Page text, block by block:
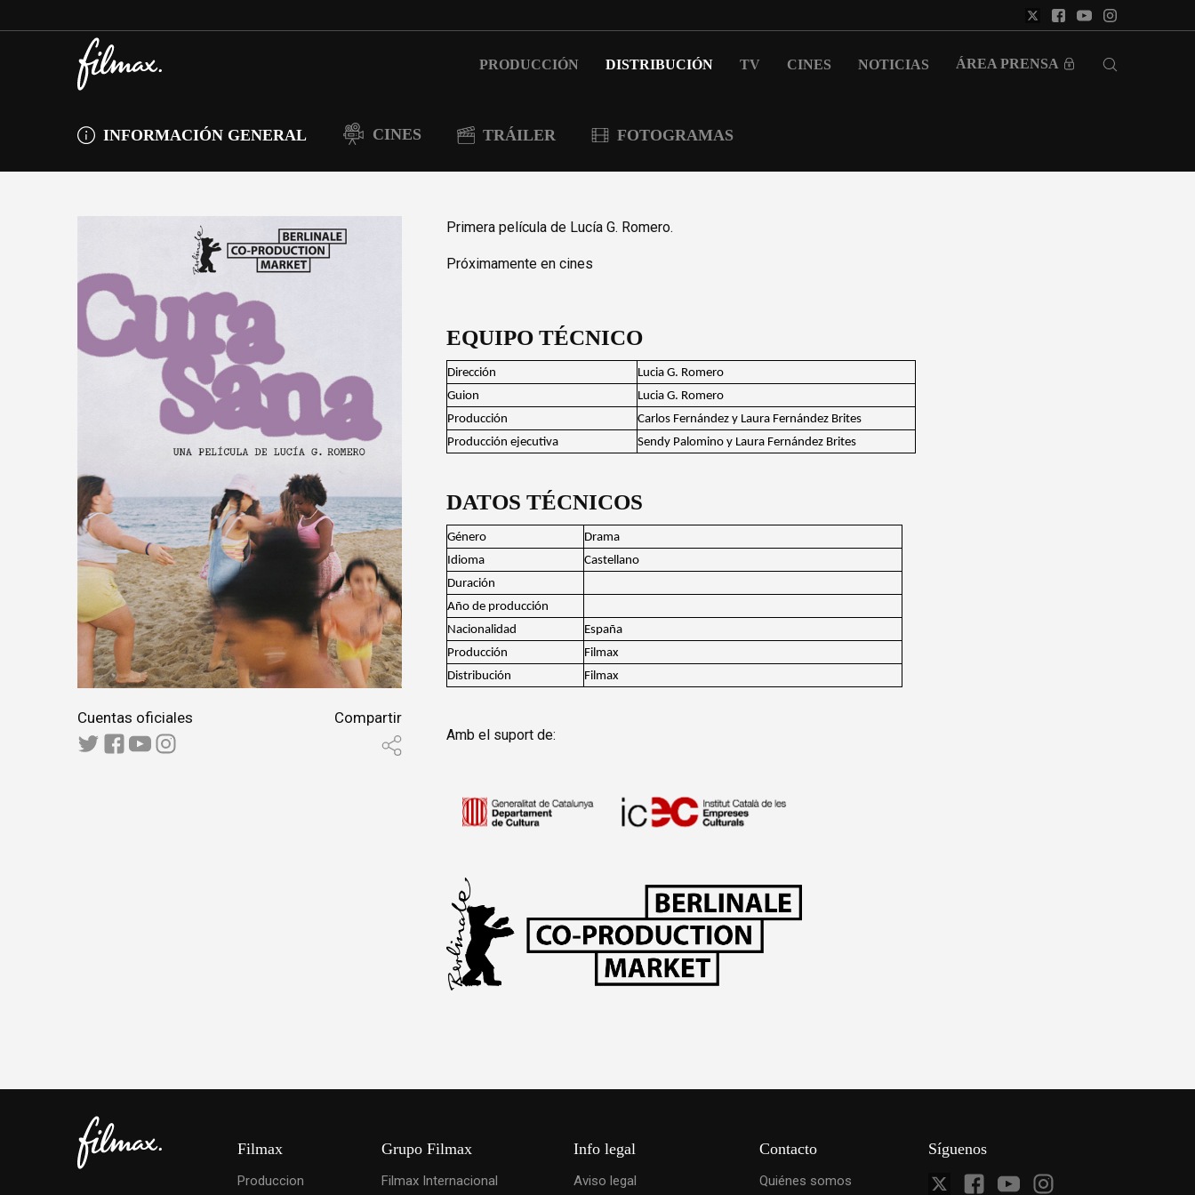
PRODUCCIÓN DISTRIBUCIÓN TV CINES NOTICIAS ÁREA PRENSA
INFORMACIÓN GENERAL CINES TRÁILER FOTOGRAMAS
Cuentas oficiales Compartir
Primera película de Lucía G. Romero.
Próximamente en cines
EQUIPO TÉCNICO
Dirección
Lucia G. Romero
Guion
Lucia G. Romero
Producción
Carlos Fernández y Laura Fernández Brites
Producción ejecutiva
Sendy Palomino y Laura Fernández Brites
DATOS TÉCNICOS
Género
Drama
Idioma
Castellano
Duración
Año de producción
Nacionalidad
España
Producción
Filmax
Distribución
Filmax
Amb el suport de:
Filmax
Produccion
Grupo Filmax
Filmax Internacional
Info legal
Aviso legal
Contacto
Quiénes somos
Síguenos